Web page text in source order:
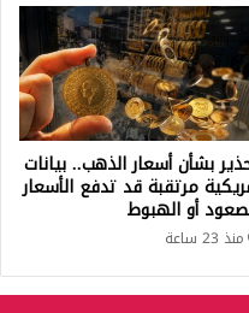
بشأن أسعار الذهب.. بيانات
مرتقبة قد تدفع الأسعار
أو الهبوط
منذ 23 ساعة